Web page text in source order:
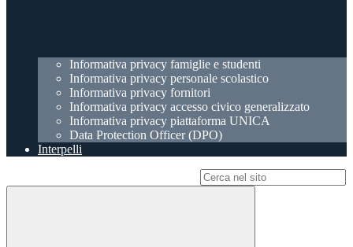
Informativa privacy famiglie e studenti
Informativa privacy personale scolastico
Informativa privacy fornitori
Informativa privacy accesso civico generalizzato
Informativa privacy piattaforma UNICA
Data Protection Officer (DPO)
Interpelli